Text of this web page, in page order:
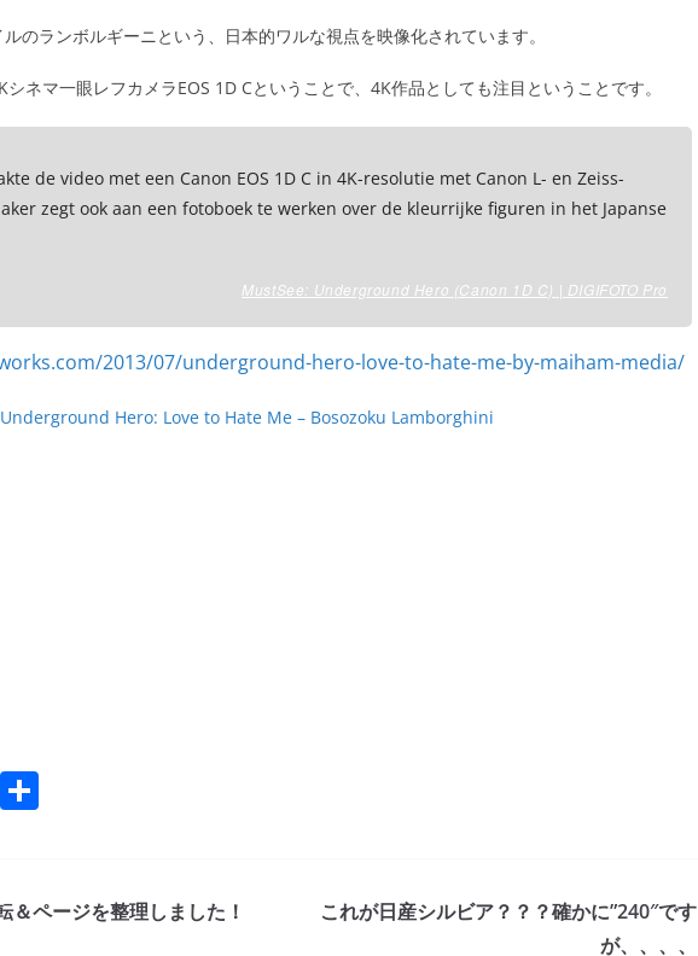
のランボルギーニという、日本的ワルな視点を映像化されています。
ネマ一眼レフカメラEOS 1D Cということで、4K作品としても注目ということです。
de video met een Canon EOS 1D C in 4K-resolutie met Canon L- en Zeiss-
zegt ook aan een fotoboek te werken over de kleurrijke figuren in het Japanse
MustSee: Underground Hero (Canon 1D C) | DIGIFOTO Pro
Underground Hero: Love to Hate Me – Bosozoku Lamborghini
P
ページを整理しました！
これが日産シルビア？？？確かに”240″です
が、、、、